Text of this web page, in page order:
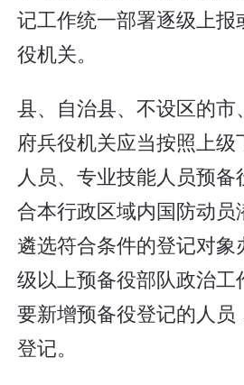
记工作统一部署逐级上报
役机关。
县、自治县、不设区的市
府兵役机关应当按照上
人员、专业技能人员预
合本行政区域内国防动
遴选符合条件的登记对象
级以上预备役部队政治工
要新增预备役登记的人
登记。